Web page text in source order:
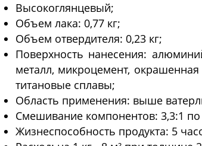
Высокоглянцевый;
Объем лака: 0,77 кг;
Объем отвердителя: 0,23 кг;
Поверхность нанесения:
металл, микроцемент, окрашенная
титановые сплавы;
Область применения: выше
Смешивание компонентов: 3,3:1
Жизнеспособность продукта: 5